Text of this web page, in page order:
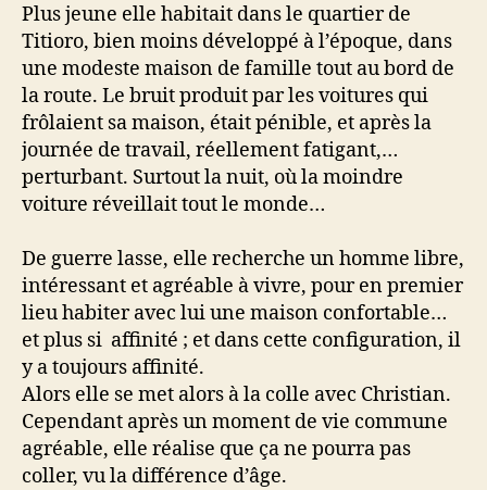
Plus jeune elle habitait dans le quartier de
Titioro, bien moins développé à l’époque, dans
une modeste maison de famille tout au bord de
la route. Le bruit produit par les voitures qui
frôlaient sa maison, était pénible, et après la
journée de travail, réellement fatigant,…
perturbant. Surtout la nuit, où la moindre
voiture réveillait tout le monde…
De guerre lasse, elle recherche un homme libre,
intéressant et agréable à vivre, pour en premier
lieu habiter avec lui une maison confortable…
et plus si affinité ; et dans cette configuration, il
y a toujours affinité.
Alors elle se met alors à la colle avec Christian.
Cependant après un moment de vie commune
agréable, elle réalise que ça ne pourra pas
coller, vu la différence d’âge.